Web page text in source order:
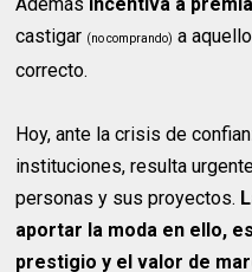
castigar (no comprando) a
correcto.
Hoy, ante la crisis de
instituciones, resulta
personas y sus proyectos.
aportar la moda en ello,
prestigio y el valor de